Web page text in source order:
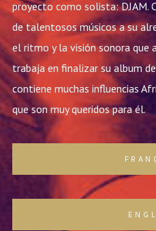
proyecto como solista: DJAM.
de talentosos músicos a su
el ritmo y la visión sonora que
trabaja en finalizar su album
contiene muchas influencias
que son muy queridos para él.